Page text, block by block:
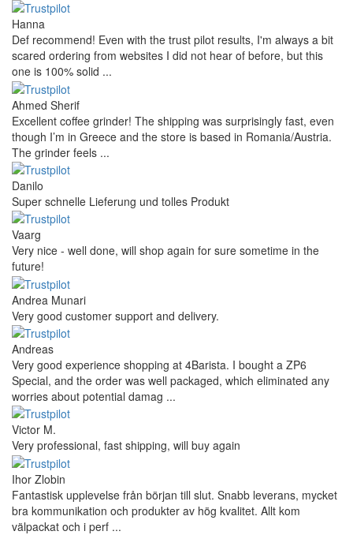
Hanna
Def recommend! Even with the trust pilot results, I'm always a bit
scared ordering from websites I did not hear of before, but this
one is 100% solid ...
Ahmed Sherif
Excellent coffee grinder! The shipping was surprisingly fast, even
though I’m in Greece and the store is based in Romania/Austria.
The grinder feels ...
Danilo
Super schnelle Lieferung und tolles Produkt
Vaarg
Very nice - well done, will shop again for sure sometime in the
future!
Andrea Munari
Very good customer support and delivery.
Andreas
Very good experience shopping at 4Barista. I bought a ZP6
Special, and the order was well packaged, which eliminated any
worries about potential damag ...
Victor M.
Very professional, fast shipping, will buy again
Ihor Zlobin
Fantastisk upplevelse från början till slut. Snabb leverans, mycket
bra kommunikation och produkter av hög kvalitet. Allt kom
välpackat och i perf ...